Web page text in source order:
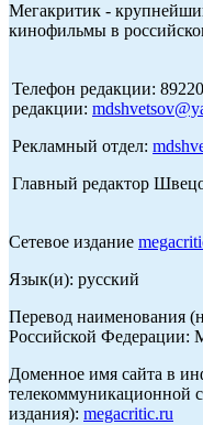
Мегакритик -
кинофильмы в
Телефон редакции:
редакции:
Рекламный отдел:
Главный редактор
Сетевое издание
Язык(и): русский
Перевод наименования
Российской Федерации:
Доменное имя сайта в
телекоммуникационной
издания): megacritic.ru